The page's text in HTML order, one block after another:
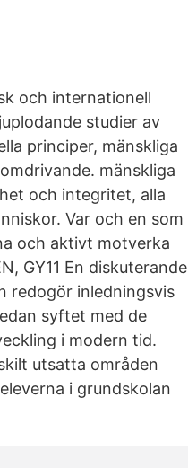
och internationell
studier av
principer, mänskliga
mänskliga
och integritet, alla
Var och en som
och aktivt motverka
GY11 En diskuterande
redogör inledningsvis
syftet med de
i modern tid.
utsatta områden
i grundskolan